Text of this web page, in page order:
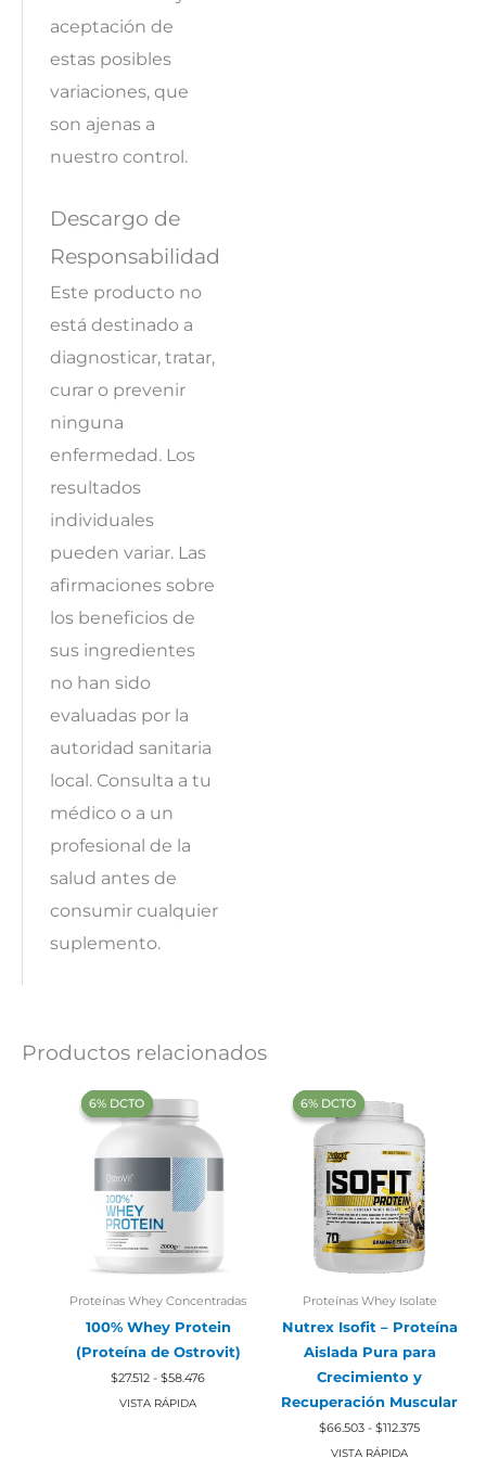
aceptación de
estas posibles
variaciones, que
son ajenas a
nuestro control.
Descargo de
Responsabilidad
Este producto no
está destinado a
diagnosticar, tratar,
curar o prevenir
ninguna
enfermedad. Los
resultados
individuales
pueden variar. Las
afirmaciones sobre
los beneficios de
sus ingredientes
no han sido
evaluadas por la
autoridad sanitaria
local. Consulta a tu
médico o a un
profesional de la
salud antes de
consumir cualquier
suplemento.
Productos relacionados
‍6% DCTO‍‍
‍6% DCTO‍‍
Proteínas Whey Concentradas
100% Whey Protein
(Proteína de Ostrovit)
$27.512 - $58.476
de
VISTA RÁPIDA
‍6% DCTO‍‍
‍6% DCTO‍‍
Proteínas Whey Isolate
Nutrex Isofit – Proteína
Aislada Pura para
Crecimiento y
Recuperación Muscular
$66.503 - $112.375Rango
de
VISTA RÁPIDA